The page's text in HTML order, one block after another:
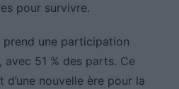
pour survivre.
prend une participation
51 % des parts. Ce
nouvelle ère pour la